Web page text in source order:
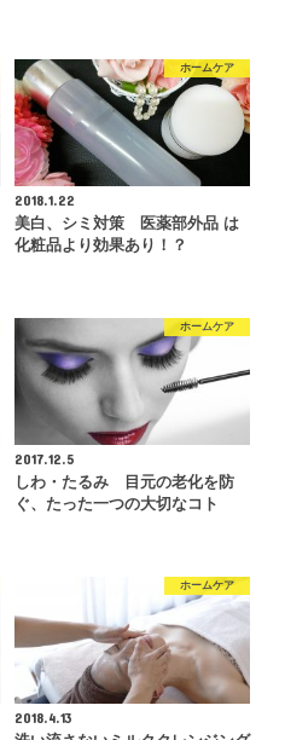
ホームケア
2018.1.22
美白、シミ対策 医薬部外品 は
化粧品より効果あり！？
ホームケア
2017.12.5
しわ・たるみ 目元の老化を防
ぐ、たった一つの大切なコト
ホームケア
2018.4.13